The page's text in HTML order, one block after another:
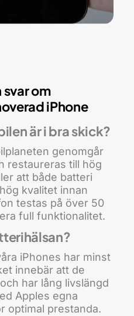
om
iPhone
är i bra skick?
genomgår
restaureras till hög
att både batteri
kvalitet innan
testas på över 50
full funktionalitet.
iPhones har minst
innebär att de
har lång livslängd
Apples egna
optimal prestanda.